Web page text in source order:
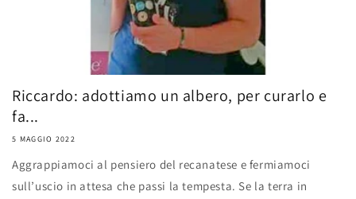
Riccardo: adottiamo un albero, per curarlo e
fa...
5 MAGGIO 2022
Aggrappiamoci al pensiero del recanatese e fermiamoci
sull’uscio in attesa che passi la tempesta. Se la terra in